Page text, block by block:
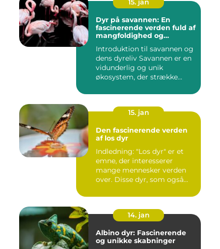
15. jan
Dyr på savannen: En
fascinerende verden fuld af
mangfoldighed og
Introduktion til savannen og
dens dyreliv Savannen er en
vidunderlig og unik
økosystem, der strække...
15. jan
Den fascinerende verden
af los dyr
Indledning: "Los dyr" er et
emne, der interesserer
mange mennesker verden
over. Disse dyr, som også...
14. jan
Albino dyr: Fascinerende
og unikke skabninger